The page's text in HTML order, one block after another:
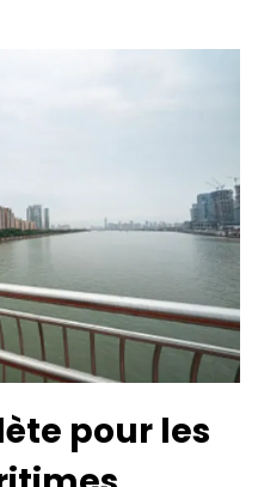
pour les